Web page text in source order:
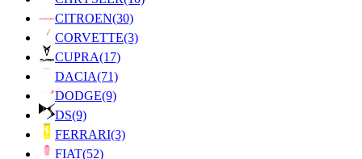
CITROEN(30)
CORVETTE(3)
CUPRA(17)
DACIA(71)
DODGE(9)
DS(9)
FERRARI(3)
FIAT(52)